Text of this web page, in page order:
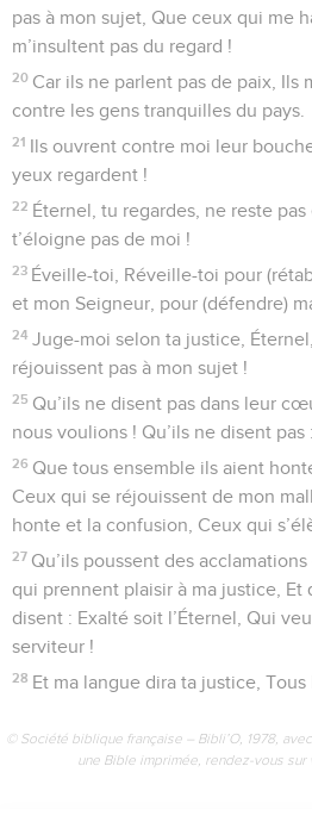
pas à mon sujet, Que ceux qui me
m’insultent pas du regard !
20 Car ils ne parlent pas de paix, Ils
contre les gens tranquilles du pays.
21 Ils ouvrent contre moi leur
yeux regardent !
22 Éternel, tu regardes, ne reste
t’éloigne pas de moi !
23 Éveille-toi, Réveille-toi pour
et mon Seigneur, pour (défendre)
24 Juge-moi selon ta justice,
réjouissent pas à mon sujet !
25 Qu’ils ne disent pas dans leur
nous voulions ! Qu’ils ne disent pas
26 Que tous ensemble ils aient
Ceux qui se réjouissent de mon
honte et la confusion, Ceux qui
27 Qu’ils poussent des
qui prennent plaisir à ma justice, Et
disent : Exalté soit l’Éternel, Qui
serviteur !
28 Et ma langue dira ta justice, Tous
© Société biblique française – Bibli’O, 1978,
une Bible imprimée, rendez-vous